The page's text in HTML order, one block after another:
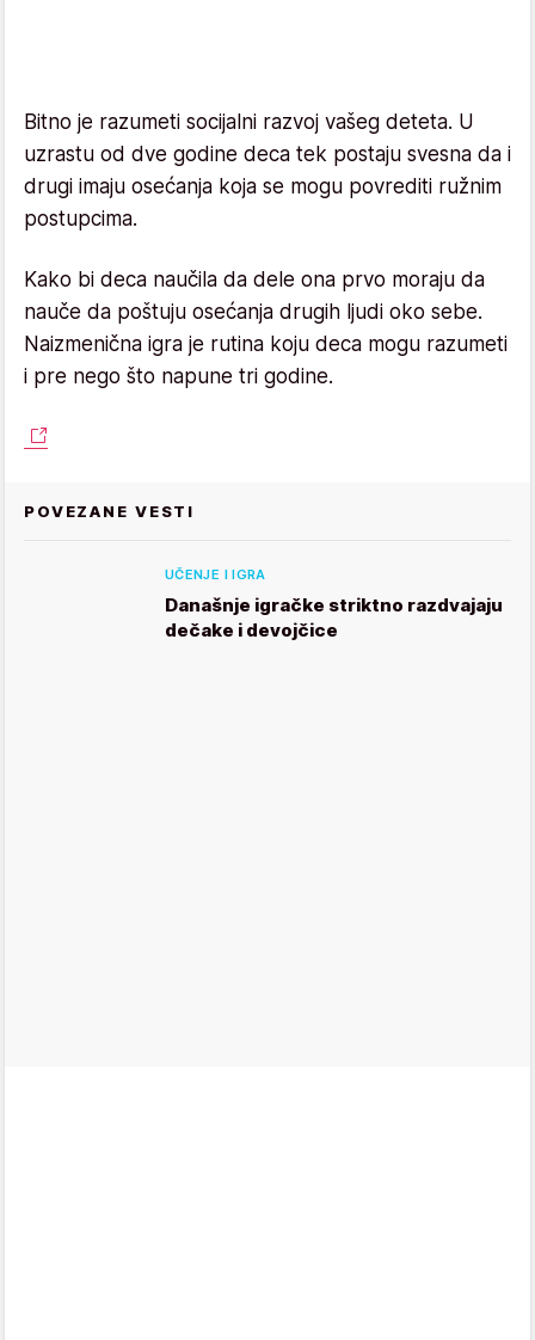
Bitno je razumeti socijalni razvoj vašeg deteta. U
uzrastu od dve godine deca tek postaju svesna da i
drugi imaju osećanja koja se mogu povrediti ružnim
postupcima.
Kako bi deca naučila da dele ona prvo moraju da
nauče da poštuju osećanja drugih ljudi oko sebe.
Naizmenična igra je rutina koju deca mogu razumeti
i pre nego što napune tri godine.
POVEZANE VESTI
UČENJE I IGRA
Današnje igračke striktno razdvajaju
dečake i devojčice